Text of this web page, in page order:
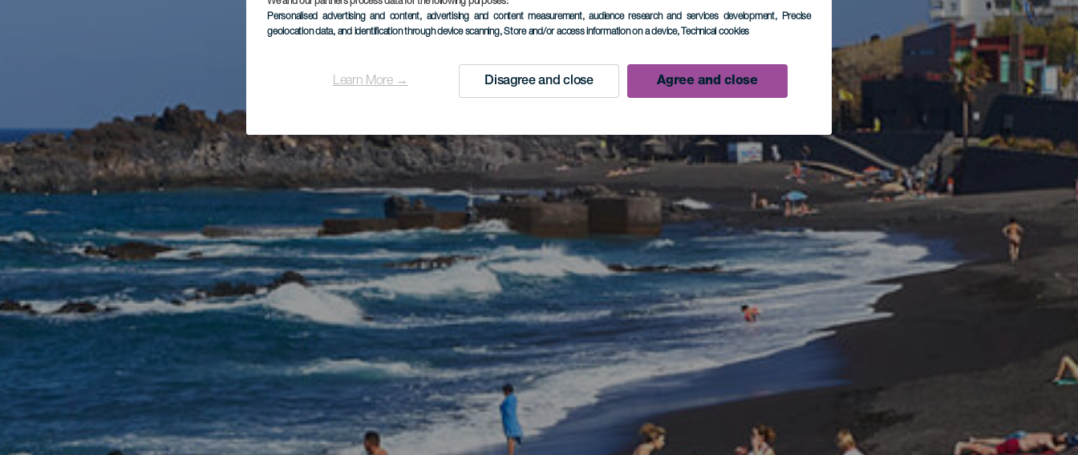
Personalised advertising and content, advertising and content measurement, audience research and services development, Precise
geolocation data, and identification through device scanning, Store and/or access information on a device, Technical cookies
Learn More → Disagree and close Agree and close